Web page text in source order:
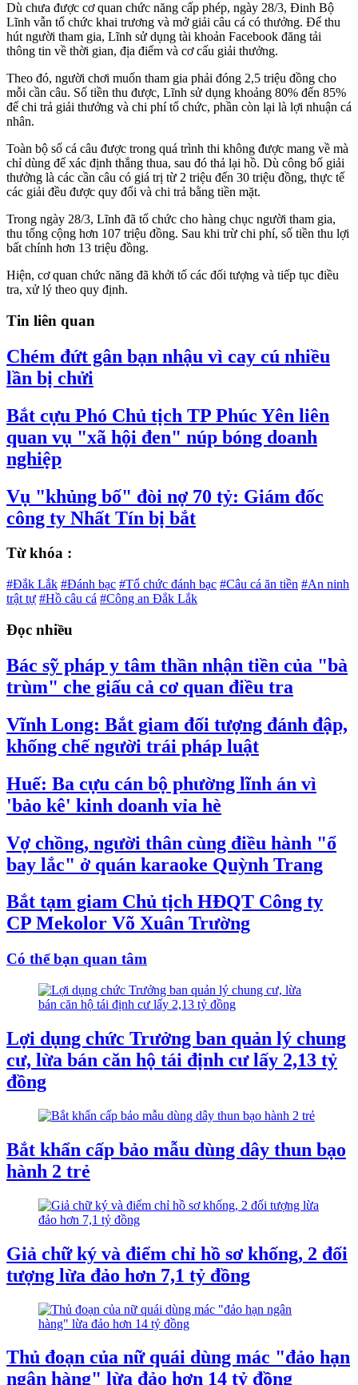
Dù chưa được cơ quan chức năng cấp phép, ngày 28/3, Đinh Bộ
Lĩnh vẫn tổ chức khai trương và mở giải câu cá có thưởng. Để thu
hút người tham gia, Lĩnh sử dụng tài khoản Facebook đăng tải
thông tin về thời gian, địa điểm và cơ cấu giải thưởng.
Theo đó, người chơi muốn tham gia phải đóng 2,5 triệu đồng cho
mỗi cần câu. Số tiền thu được, Lĩnh sử dụng khoảng 80% đến 85%
để chi trả giải thưởng và chi phí tổ chức, phần còn lại là lợi nhuận cá
nhân.
Toàn bộ số cá câu được trong quá trình thi không được mang về mà
chỉ dùng để xác định thắng thua, sau đó thả lại hồ. Dù công bố giải
thưởng là các cần câu có giá trị từ 2 triệu đến 30 triệu đồng, thực tế
các giải đều được quy đổi và chi trả bằng tiền mặt.
Trong ngày 28/3, Lĩnh đã tổ chức cho hàng chục người tham gia,
thu tổng cộng hơn 107 triệu đồng. Sau khi trừ chi phí, số tiền thu lợi
bất chính hơn 13 triệu đồng.
Hiện, cơ quan chức năng đã khởi tố các đối tượng và tiếp tục điều
tra, xử lý theo quy định.
Tin liên quan
Chém đứt gân bạn nhậu vì cay cú nhiều
lần bị chửi
Bắt cựu Phó Chủ tịch TP Phúc Yên liên
quan vụ "xã hội đen" núp bóng doanh
nghiệp
Vụ "khủng bố" đòi nợ 70 tỷ: Giám đốc
công ty Nhất Tín bị bắt
Từ khóa :
#Đắk Lắk #Đánh bạc #Tổ chức đánh bạc #Câu cá ăn tiền #An ninh
trật tự #Hồ câu cá #Công an Đắk Lắk
Đọc nhiều
Bác sỹ pháp y tâm thần nhận tiền của "bà
trùm" che giấu cả cơ quan điều tra
Vĩnh Long: Bắt giam đối tượng đánh đập,
khống chế người trái pháp luật
Huế: Ba cựu cán bộ phường lĩnh án vì
'bảo kê' kinh doanh vỉa hè
Vợ chồng, người thân cùng điều hành "ổ
bay lắc" ở quán karaoke Quỳnh Trang
Bắt tạm giam Chủ tịch HĐQT Công ty
CP Mekolor Võ Xuân Trường
Có thể bạn quan tâm
Lợi dụng chức Trưởng ban quản lý chung
cư, lừa bán căn hộ tái định cư lấy 2,13 tỷ
đồng
Bắt khẩn cấp bảo mẫu dùng dây thun bạo
hành 2 trẻ
Giả chữ ký và điểm chỉ hồ sơ khống, 2 đối
tượng lừa đảo hơn 7,1 tỷ đồng
Thủ đoạn của nữ quái dùng mác "đảo hạn
ngân hàng" lừa đảo hơn 14 tỷ đồng